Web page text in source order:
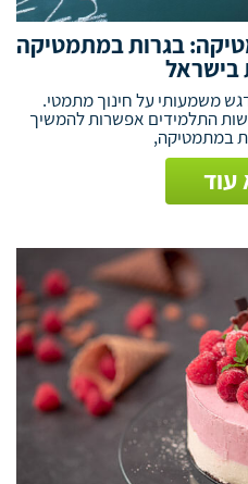
בגרות במתמטיקה
משמעותי על חינוך מתמטי.
התלמידים אפשרות להמשיך
במתמטיקה,
עוד